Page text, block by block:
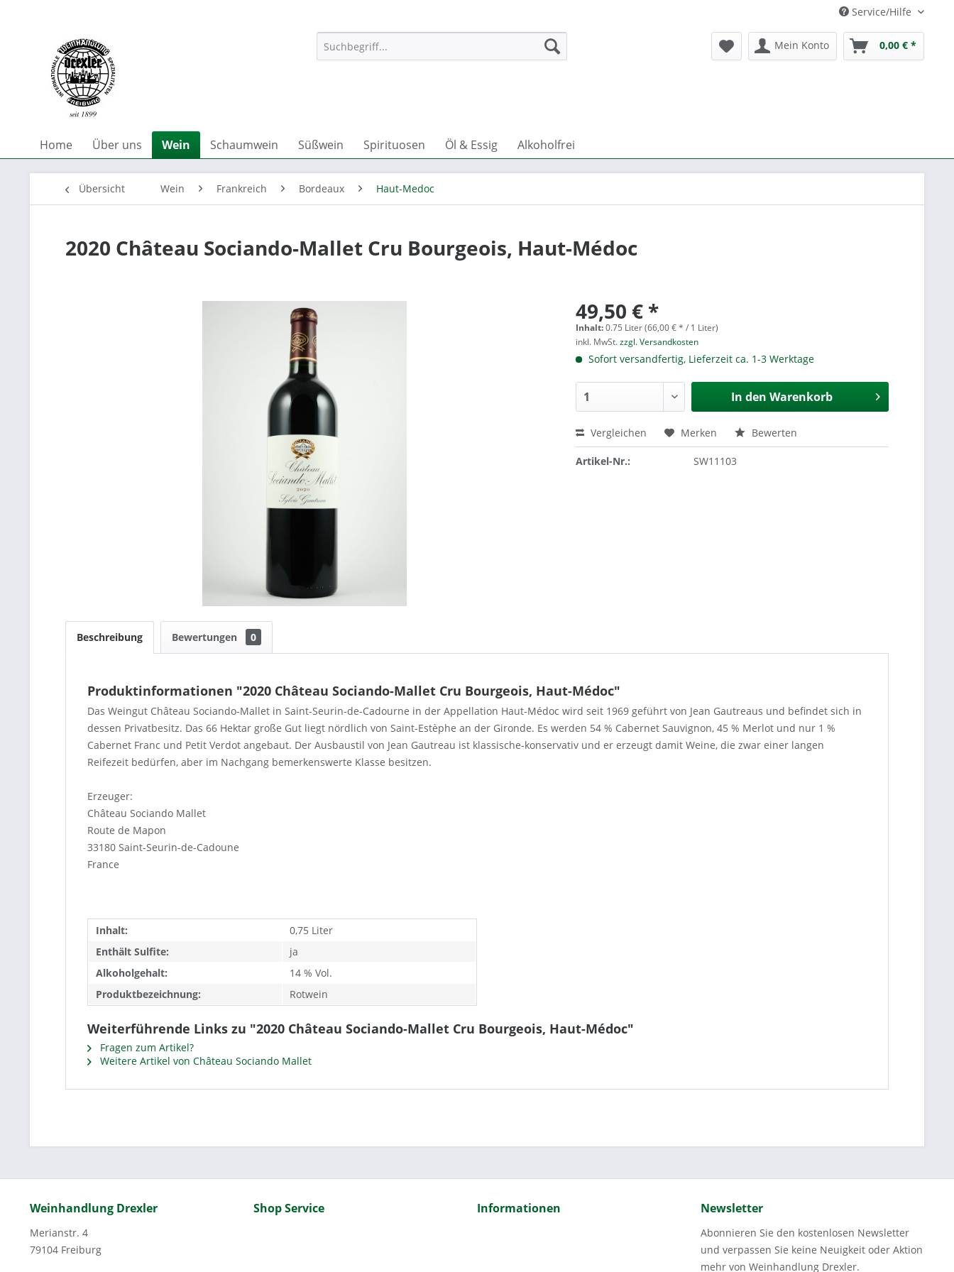
Service/Hilfe
Mein Konto 0,00 € *
Home Über uns Wein Schaumwein Süßwein Spirituosen Öl & Essig Alkoholfrei
Übersicht Wein Frankreich Bordeaux Haut-Medoc
2020 Château Sociando-Mallet Cru Bourgeois, Haut-Médoc
49,50 € *
Inhalt:0.75 Liter (66,00 € * / 1 Liter)
inkl. MwSt.zzgl. Versandkosten
Sofort versandfertig, Lieferzeit ca. 1-3 Werktage
In den Warenkorb
Vergleichen Merken Bewerten
Artikel-Nr.: SW11103
Beschreibung Bewertungen 0
Produktinformationen "2020 Château Sociando-Mallet Cru Bourgeois, Haut-Médoc"
Das Weingut Château Sociando-Mallet in Saint-Seurin-de-Cadourne in der Appellation Haut-Médoc wird seit 1969 geführt von Jean Gautreaus und befindet sich in
dessen Privatbesitz. Das 66 Hektar große Gut liegt nördlich von Saint-Estèphe an der Gironde. Es werden 54 % Cabernet Sauvignon, 45 % Merlot und nur 1 %
Cabernet Franc und Petit Verdot angebaut. Der Ausbaustil von Jean Gautreau ist klassische-konservativ und er erzeugt damit Weine, die zwar einer langen
Reifezeit bedürfen, aber im Nachgang bemerkenswerte Klasse besitzen.
Erzeuger:
Château Sociando Mallet
Route de Mapon
33180 Saint-Seurin-de-Cadoune
France
Inhalt:
0,75 Liter
Enthält Sulfite:
ja
Alkoholgehalt:
14 % Vol.
Produktbezeichnung:
Rotwein
Weiterführende Links zu "2020 Château Sociando-Mallet Cru Bourgeois, Haut-Médoc"
Fragen zum Artikel?
Weitere Artikel von Château Sociando Mallet
Weinhandlung Drexler
Merianstr. 4
79104 Freiburg
Shop Service Informationen Newsletter
Abonnieren Sie den kostenlosen Newsletter
und verpassen Sie keine Neuigkeit oder Aktion
mehr von Weinhandlung Drexler.